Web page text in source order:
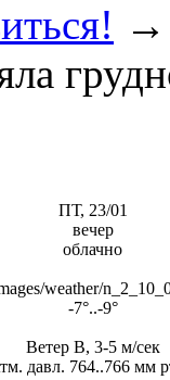
ПТ, 23/01
вечер
облачно
-7°..-9°
Ветер В, 3-5 м/сек
давл. 764..766 мм